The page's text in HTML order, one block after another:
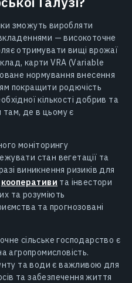
зможуть виробляти
— високоточне
отримувати вищі врожаї
карти VRA (Variable
нормування внесення
покращити родючість
кількості добрив та
там, де в цьому є
моніторингу
стан вегетації та
виникнення ризиків для
кооперативи та інвестори
та розуміють
та прогнозовані
сільське господарство є
агропромисловість.
та води є важливою для
та забезпечення життя